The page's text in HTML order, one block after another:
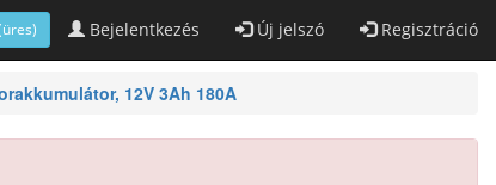
Bejelentkezés Új jelszó Regisztráció
12V 3Ah 180A